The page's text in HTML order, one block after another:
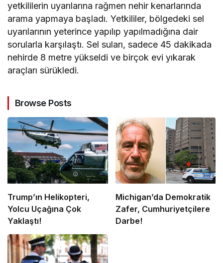
yetkililerin uyarılarına rağmen nehir kenarlarında
arama yapmaya başladı. Yetkililer, bölgedeki sel
uyarılarının yeterince yapılıp yapılmadığına dair
sorularla karşılaştı. Sel suları, sadece 45 dakikada
nehirde 8 metre yükseldi ve birçok evi yıkarak
araçları sürükledi.
Browse Posts
Trump’ın Helikopteri,
Yolcu Uçağına Çok
Yaklaştı!
Michigan’da Demokratik
Zafer, Cumhuriyetçilere
Darbe!